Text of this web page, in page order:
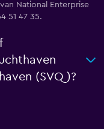
National Enterprise
51 47 35.
(SVQ)?